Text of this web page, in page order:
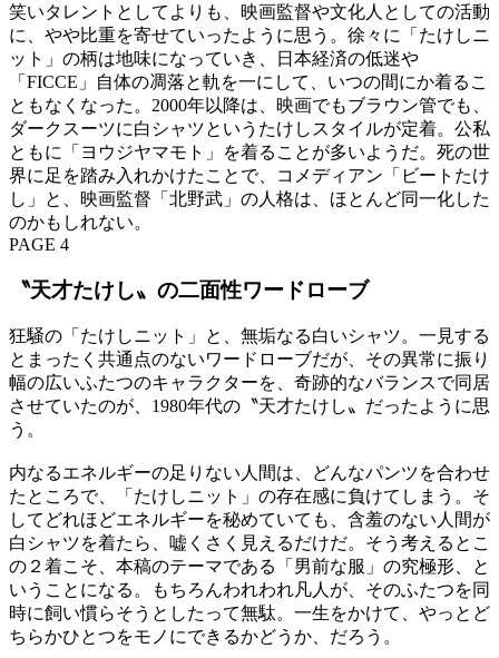
笑いタレントとしてよりも、映画監督や文化人としての活動
に、やや比重を寄せていったように思う。徐々に「たけしニ
ット」の柄は地味になっていき、日本経済の低迷や
「FICCE」自体の凋落と軌を一にして、いつの間にか着るこ
ともなくなった。2000年以降は、映画でもブラウン管でも、
ダークスーツに白シャツというたけしスタイルが定着。公私
ともに「ヨウジヤマモト」を着ることが多いようだ。死の世
界に足を踏み入れかけたことで、コメディアン「ビートたけ
し」と、映画監督「北野武」の人格は、ほとんど同一化した
のかもしれない。
PAGE 4
〝天才たけし〟の二面性ワードローブ
狂騒の「たけしニット」と、無垢なる白いシャツ。一見する
とまったく共通点のないワードローブだが、その異常に振り
幅の広いふたつのキャラクターを、奇跡的なバランスで同居
させていたのが、1980年代の〝天才たけし〟だったように思
う。
内なるエネルギーの足りない人間は、どんなパンツを合わせ
たところで、「たけしニット」の存在感に負けてしまう。そ
してどれほどエネルギーを秘めていても、含羞のない人間が
白シャツを着たら、嘘くさく見えるだけだ。そう考えるとこ
の２着こそ、本稿のテーマである「男前な服」の究極形、と
いうことになる。もちろんわれわれ凡人が、そのふたつを同
時に飼い慣らそうとしたって無駄。一生をかけて、やっとど
ちらかひとつをモノにできるかどうか、だろう。